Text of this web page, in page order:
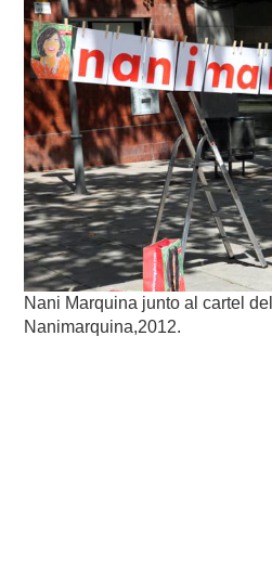
Nani Marquina junto al cartel
Nanimarquina,2012.